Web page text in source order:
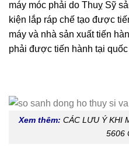
máy móc phải do Thuỵ Sỹ
kiện lắp ráp chế tạo được
máy và nhà sản xuất tiến
phải được tiến hành tại quốc
Xem thêm: CÁC LƯU Ý KHI
5606